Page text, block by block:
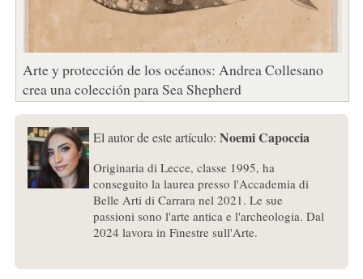
Arte y protección de los océanos: Andrea Collesano
crea una colección para Sea Shepherd
El autor de este artículo: Noemi Capoccia
Originaria di Lecce, classe 1995, ha
conseguito la laurea presso l'Accademia di
Belle Arti di Carrara nel 2021. Le sue
passioni sono l'arte antica e l'archeologia. Dal
2024 lavora in Finestre sull'Arte.